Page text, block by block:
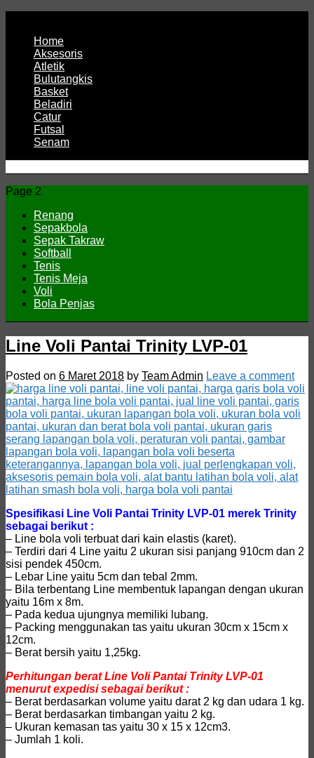
Home
Aksesoris
Atletik
Bulutangkis
Basket
Beladiri
Catur
Futsal
Senam
CV JAYA BERSAMA Co Id
Menyediakan Semua Perlengkapan Olahraga Yang
Page 2
Renang
Sepakbola
Sepak Takraw
Softball
Tenis
Tenis Meja
Voli
Bola Penjas
Line Voli Pantai Trinity LVP-01
Posted on 6 Maret 2018 by Team Admin Leave a comment
Spesifikasi Line Voli Pantai Trinity LVP-01 merek Trinity
sebagai berikut :
– Line bola voli terbuat dari kain elastis (karet).
– Terdiri dari 4 Line yaitu 2 ukuran sisi panjang 910cm dan 2
sisi pendek 450cm.
– Lebar Line yaitu 5cm dan tebal 2mm.
– Bila terbentang Line membentuk lapangan dengan ukuran
yaitu 16m x 8m.
– Pada kedua ujungnya memiliki lubang.
– Packing menggunakan tas yaitu ukuran 30cm x 15cm x
12cm.
– Berat bersih yaitu 1,25kg.
Perhitungan berat Line Voli Pantai Trinity LVP-01
menurut expedisi sebagai berikut :
– Berat berdasarkan volume yaitu darat 2 kg dan udara 1 kg.
– Berat berdasarkan timbangan yaitu 2 kg.
– Ukuran kemasan tas yaitu 30 x 15 x 12cm3.
– Jumlah 1 koli.